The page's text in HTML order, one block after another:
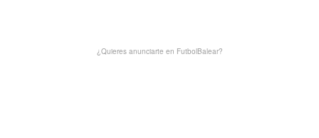
¿Quieres anunciarte en FutbolBalear?